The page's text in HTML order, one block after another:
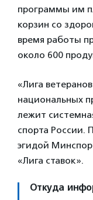
программы им
корзин со
время работы
около 600
«Лига
национальных
лежит
спорта России.
эгидой
«Лига ставок».
Откуда